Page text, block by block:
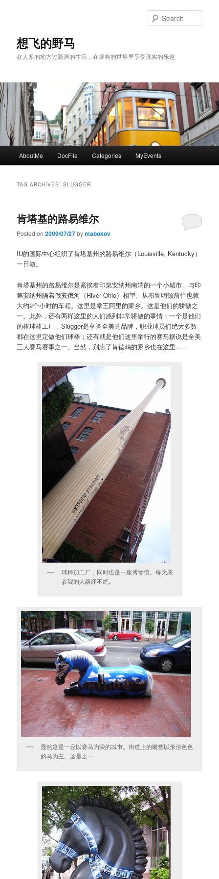
content
content想飞的野马
在人多的地方过隐居的生活，在虚构的世界里享受现实的乐趣
AboutMe DocFile Categories MyEvents
TAG ARCHIVES:SLUGGER
肯塔基的路易维尔
Posted on2009/07/27bymabokov
IU的国际中心组织了肯塔基州的路易维尔（Louisville, Kentucky）
一日游。
肯塔基州的路易维尔是紧挨着印第安纳州南端的一个小城市，与印
第安纳州隔着俄亥俄河（River Ohio）相望。从布鲁明顿前往也就
大约2个小时的车程。这里是拳王阿里的家乡。这是他们的骄傲之
一。此外，还有两样这里的人们感到非常骄傲的事情：一个是他们
的棒球棒工厂，Slugger是享誉全美的品牌，职业球员们绝大多数
都在这里定做他们球棒；还有就是他们这里举行的赛马据说是全美
三大赛马赛事之一。当然，别忘了肯德鸡的家乡也在这里……
球棒加工厂，同时也是一座博物馆。每天来
参观的人络绎不绝。
显然这是一座以赛马为荣的城市。街道上的雕塑以形形色色
的马为主。这是之一